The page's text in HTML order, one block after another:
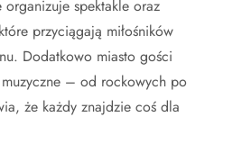
spektakle oraz
przyciągają miłośników
Dodatkowo miasto gości
– od rockowych po
że każdy znajdzie coś dla